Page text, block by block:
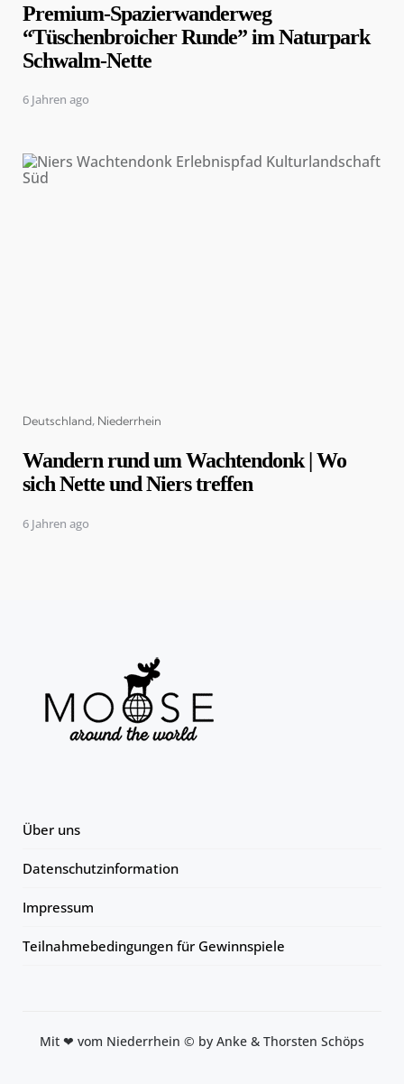
Premium-Spazierwanderweg
“Tüschenbroicher Runde” im Naturpark
Schwalm-Nette
6 Jahren ago
Categories
Deutschland Niederrhein
Wandern rund um Wachtendonk | Wo
sich Nette und Niers treffen
6 Jahren ago
Über uns
Datenschutzinformation
Impressum
Teilnahmebedingungen für Gewinnspiele
Mit ❤ vom Niederrhein © by Anke & Thorsten Schöps